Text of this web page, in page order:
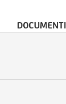
DOCUMENTI